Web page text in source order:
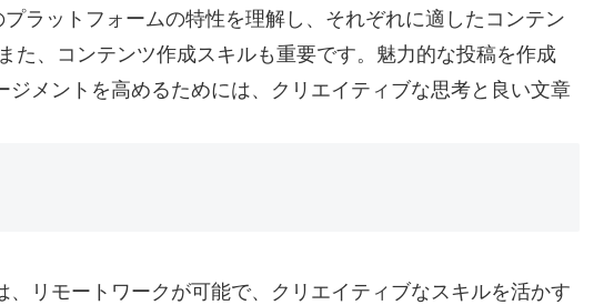
ラットフォームの特性を理解し、それぞれに適したコンテン
た、コンテンツ作成スキルも重要です。魅力的な投稿を作成
ジメントを高めるためには、クリエイティブな思考と良い文章
、リモートワークが可能で、クリエイティブなスキルを活かす